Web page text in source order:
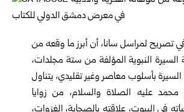
تصريح لمراسل سانا، أن أبرز ما وقعه من
النبوية المؤلفة من ستة مجلدات،
السيرة بأسلوب معاصر وغير تقليدي، يتناول
عليه الصلاة والسلام، من زوايا